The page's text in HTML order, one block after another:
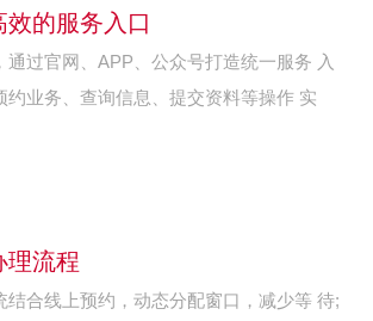
的服务入口
通过官网、APP、公众号打造统一服务 入
约业务、查询信息、提交资料等操作 实
理流程
结合线上预约，动态分配窗口，减少等 待;